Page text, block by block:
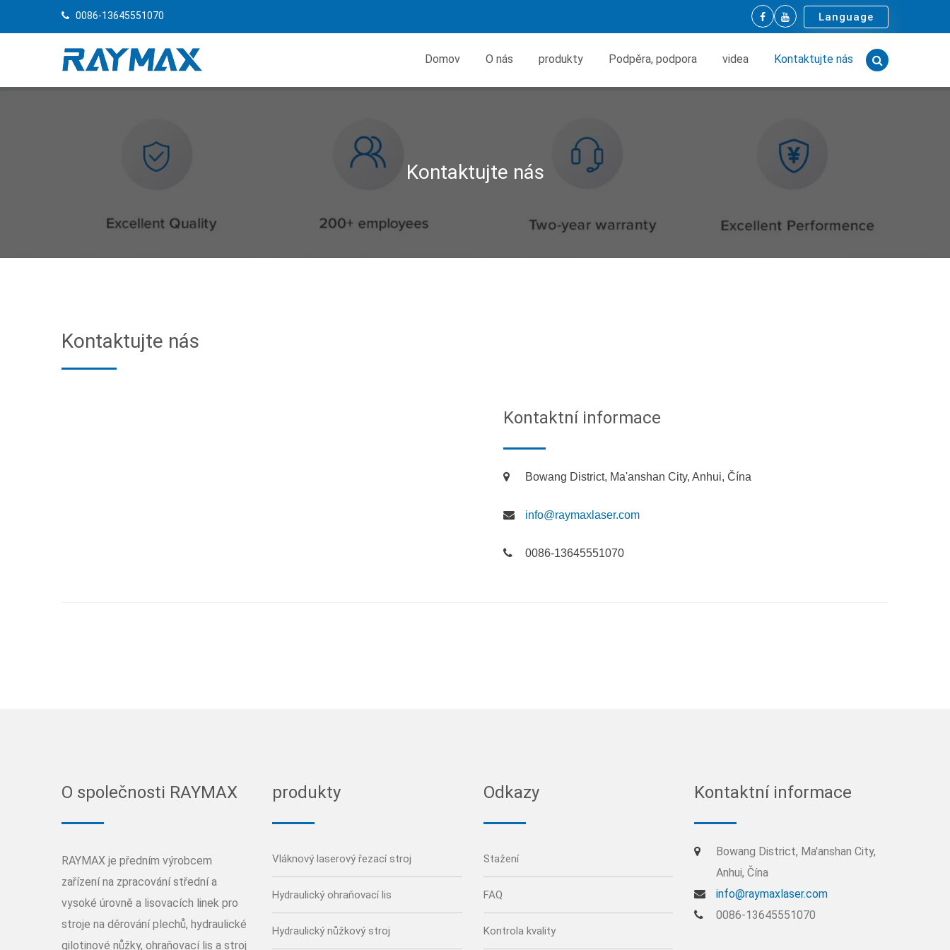
0086-13645551070 Language
Domov O nás produkty Podpěra, podpora videa Kontaktujte nás
Kontaktujte nás
Kontaktujte nás
Kontaktní informace
Bowang District, Ma'anshan City, Anhui, Čína
info@raymaxlaser.com
0086-13645551070
O společnosti RAYMAX
RAYMAX je předním výrobcem
zařízení na zpracování střední a
vysoké úrovně a lisovacích linek pro
stroje na děrování plechů, hydraulické
gilotinové nůžky, ohraňovací lis a stroj
produkty
Vláknový laserový řezací stroj
Hydraulický ohraňovací lis
Hydraulický nůžkový stroj
Odkazy
Stažení
FAQ
Kontrola kvality
Kontaktní informace
Bowang District, Ma'anshan City,
Anhui, Čína
info@raymaxlaser.com
0086-13645551070